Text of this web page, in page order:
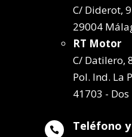
C/ Diderot,
29004
RT Motor
C/ Datilero,
Pol. Ind. La
41703 -
 Teléfono